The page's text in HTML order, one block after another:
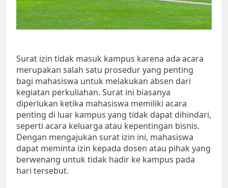
Surat izin tidak masuk kampus karena ada acara
merupakan salah satu prosedur yang penting
bagi mahasiswa untuk melakukan absen dari
kegiatan perkuliahan. Surat ini biasanya
diperlukan ketika mahasiswa memiliki acara
penting di luar kampus yang tidak dapat dihindari,
seperti acara keluarga atau kepentingan bisnis.
Dengan mengajukan surat izin ini, mahasiswa
dapat meminta izin kepada dosen atau pihak yang
berwenang untuk tidak hadir ke kampus pada
hari tersebut.